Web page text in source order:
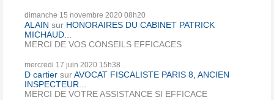
dimanche 15 novembre 2020 08h20
ALAIN sur HONORAIRES DU CABINET PATRICK
MICHAUD...
MERCI DE VOS CONSEILS EFFICACES
mercredi 17 juin 2020 15h38
D cartier surAVOCAT FISCALISTE PARIS 8, ANCIEN
INSPECTEUR...
MERCI DE VOTRE ASSISTANCE SI EFFICACE